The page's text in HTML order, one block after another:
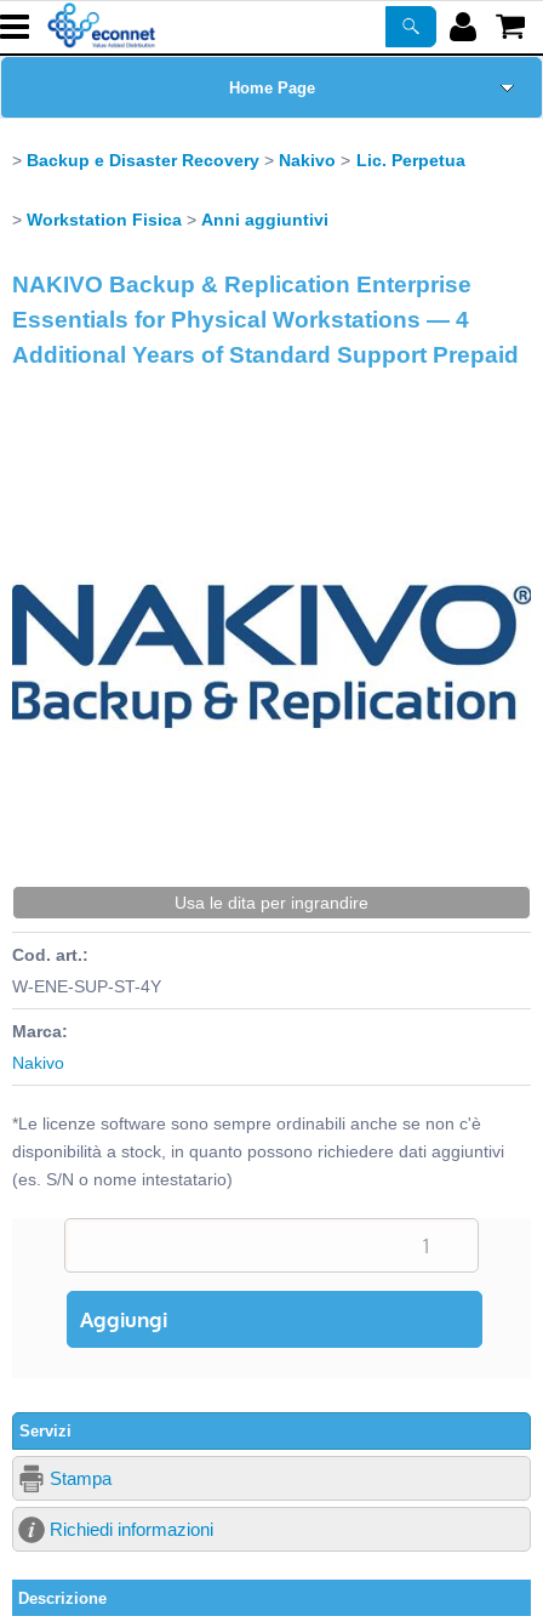
Home Page
Prodotti
Corsi
ASSISTENZA
Backup e Disaster Recovery Nakivo Lic. Perpetua
Workstation Fisica Anni aggiuntivi
NAKIVO Backup & Replication Enterprise
Essentials for Physical Workstations — 4
Additional Years of Standard Support Prepaid
Usa le dita per ingrandire
Cod. art.:
W-ENE-SUP-ST-4Y
Marca:
Nakivo
*Le licenze software sono sempre ordinabili anche se non c'è
disponibilità a stock, in quanto possono richiedere dati aggiuntivi
(es. S/N o nome intestatario)
Servizi
Stampa
Richiedi informazioni
Descrizione